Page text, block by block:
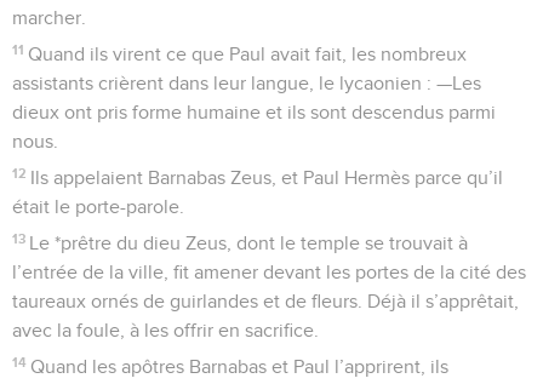
marcher.
11 Quand ils virent ce que Paul avait fait, les nombreux
assistants crièrent dans leur langue, le lycaonien : —Les
dieux ont pris forme humaine et ils sont descendus parmi
nous.
12 Ils appelaient Barnabas Zeus, et Paul Hermès parce qu’il
était le porte-parole.
13 Le *prêtre du dieu Zeus, dont le temple se trouvait à
l’entrée de la ville, fit amener devant les portes de la cité des
taureaux ornés de guirlandes et de fleurs. Déjà il s’apprêtait,
avec la foule, à les offrir en sacrifice.
14 Quand les apôtres Barnabas et Paul l’apprirent, ils